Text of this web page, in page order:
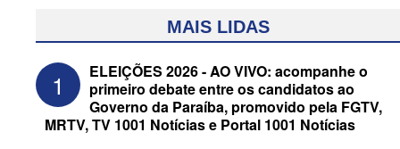
MAIS LIDAS
1
ELEIÇÕES 2026 - AO VIVO: acompanhe o
primeiro debate entre os candidatos ao
Governo da Paraíba, promovido pela FGTV,
MRTV, TV 1001 Notícias e Portal 1001 Notícias